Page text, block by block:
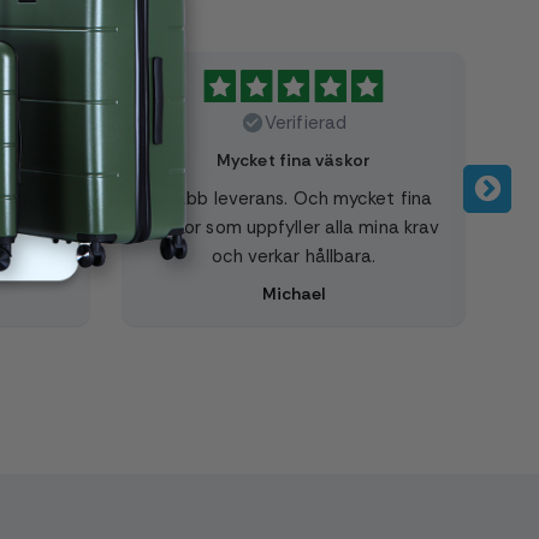
stor
känns
men är
Verifierad
Mycket fina väskor
Snabb leverans. Och mycket fina
väskor som uppfyller alla mina krav
och verkar hållbara.
Michael